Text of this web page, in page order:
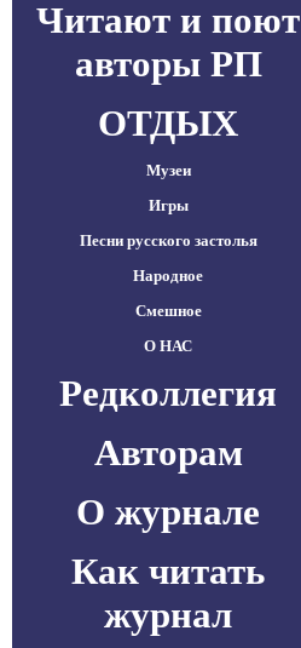
Читают и поют
авторы РП
ОТДЫХ
Музеи
Игры
Песни русского застолья
Народное
Смешное
О НАС
Редколлегия
Авторам
О журнале
Как читать
журнал